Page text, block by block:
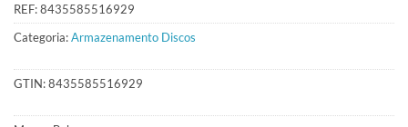
REF:8435585516929
Categoria:Armazenamento Discos
GTIN:8435585516929